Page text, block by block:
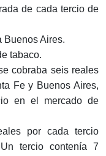
de cada tercio de
Buenos Aires.
tabaco.
cobraba seis reales
Fe y Buenos Aires,
en el mercado de
por cada tercio
tercio contenía 7